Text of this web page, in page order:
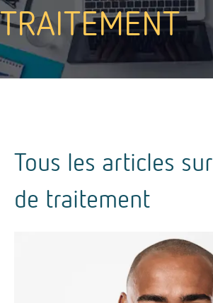
TRAITEMENT
Tous les articles sur
de traitement